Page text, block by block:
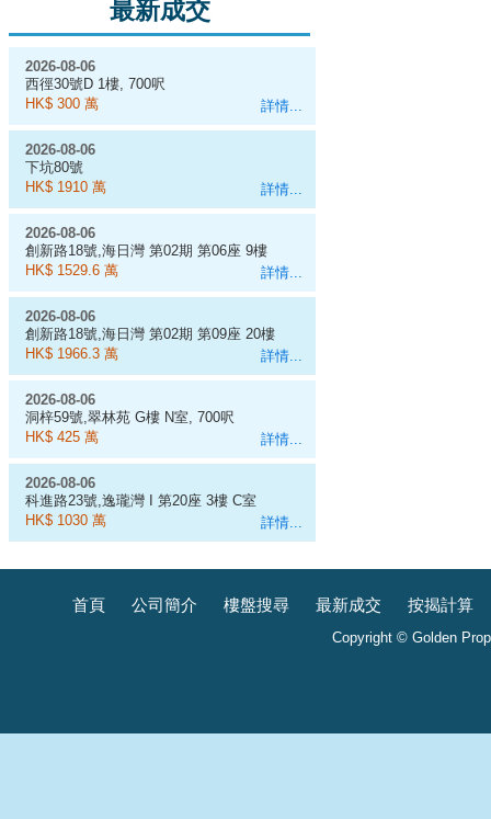
最新成交
詳情...
2026-08-06
西徑30號D 1樓, 700呎
HK$ 300 萬
詳情...
2026-08-06
下坑80號
HK$ 1910 萬
詳情...
2026-08-06
創新路18號,海日灣 第02期 第06座 9樓
D室
HK$ 1529.6 萬
詳情...
2026-08-06
創新路18號,海日灣 第02期 第09座 20樓
J室
HK$ 1966.3 萬
詳情...
2026-08-06
洞梓59號,翠林苑 G樓 N室, 700呎
HK$ 425 萬
詳情...
2026-08-06
科進路23號,逸瓏灣 I 第20座 3樓 C室
HK$ 1030 萬
首頁 公司簡介 樓盤搜尋 最新成交 按揭計算
Copyright © Golden